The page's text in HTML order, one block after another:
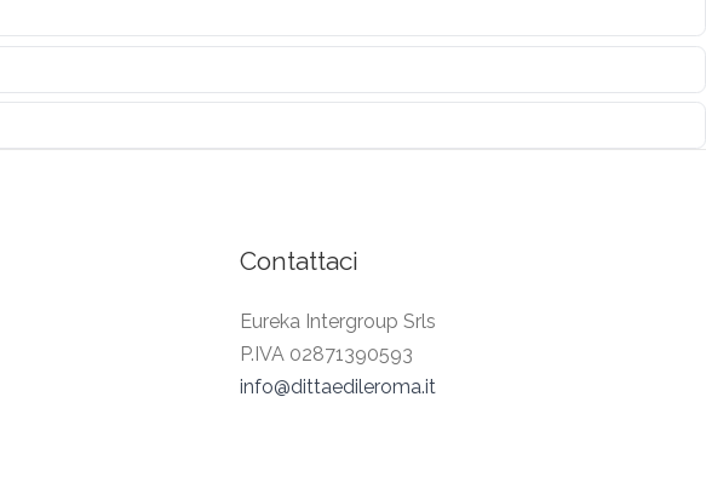
Contattaci
Eureka Intergroup Srls
P.IVA 02871390593
info@dittaedileroma.it